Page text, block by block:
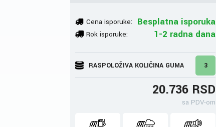
Cena isporuke: Besplatna isporuka
Rok isporuke: 1-2 radna dana
RASPOLOŽIVA KOLIČINA GUMA 3
20.736 RSD
sa PDV-om